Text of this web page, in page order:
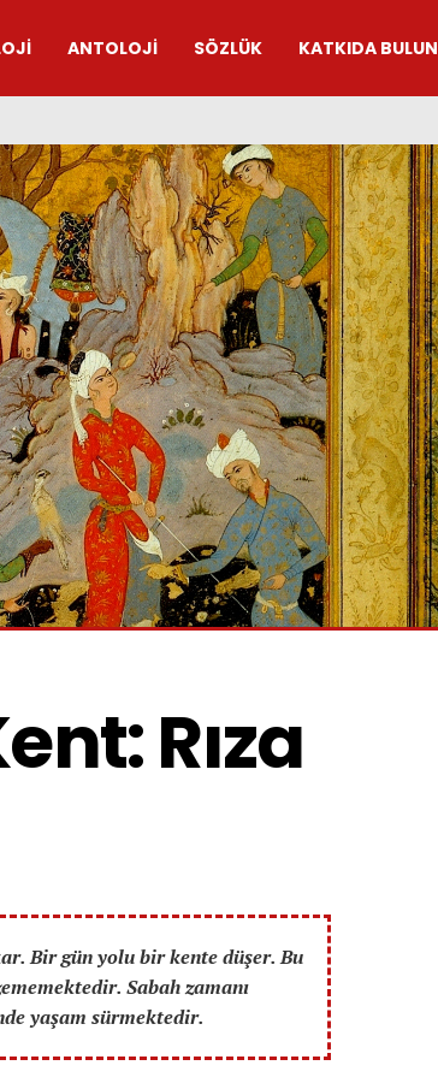
ANTOLOJİ SÖZLÜK KATKIDA BULUN
Rıza
Bir gün yolu bir kente düşer. Bu
Sabah zamanı
yaşam sürmektedir.